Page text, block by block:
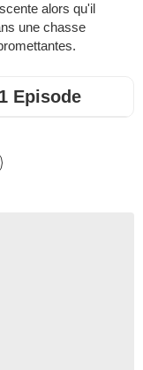
alors qu'il
une chasse
1 Episode